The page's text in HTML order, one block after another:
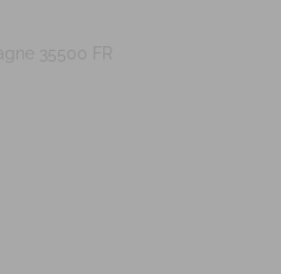
35500
FR